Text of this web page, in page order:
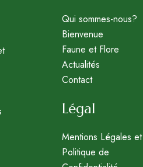
Qui sommes-nous?
Bienvenue
Faune et Flore
Actualités
Contact
Légal
Mentions Légales et
Politique de